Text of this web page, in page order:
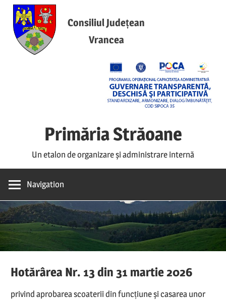
Skip
content
Consiliul Județean
Vrancea
Primăria Străoane
Un etalon de organizare și administrare internă
Navigation
Hotărârea Nr. 13 din 31 martie 2026
privind aprobarea scoaterii din funcțiune și casarea unor